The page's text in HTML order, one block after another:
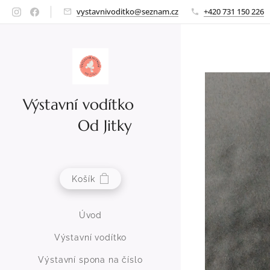
vystavnivoditko@seznam.cz +420 731 150 226
Výstavní vodítko
Od Jitky
Košík
Úvod
Výstavní vodítko
Výstavní spona na číslo